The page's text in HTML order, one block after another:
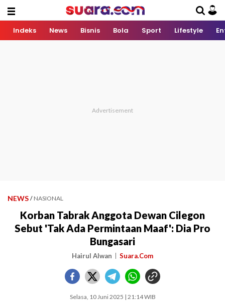
Indeks News Bisnis Bola Sport Lifestyle
NEWS / NASIONAL
Korban Tabrak Anggota Dewan Cilegon
Sebut 'Tak Ada Permintaan Maaf': Dia Pro
Bungasari
Hairul Alwan Suara.Com
Selasa, 10 Juni 2025 | 21:14 WIB